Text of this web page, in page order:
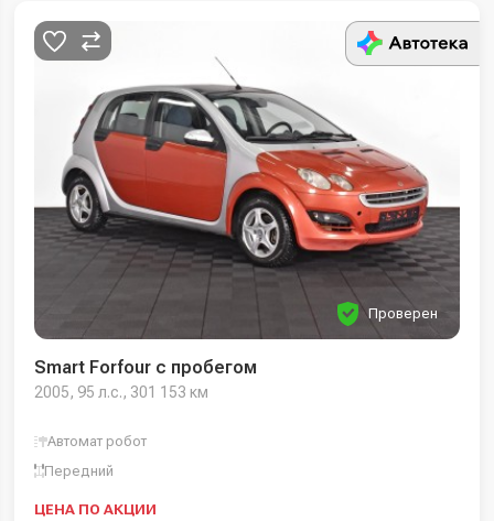
Проверен
Smart Forfour с пробегом
2005, 95 л.с., 301 153 км
Автомат робот
Передний
ЦЕНА ПО АКЦИИ